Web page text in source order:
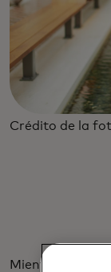
Crédito de la
Mientras